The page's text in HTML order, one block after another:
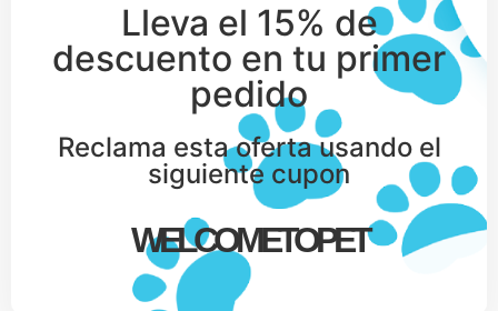
Lleva el 15% de
descuento en tu primer
pedido
Reclama esta oferta usando el
siguiente cupon
WELCOMETOPET